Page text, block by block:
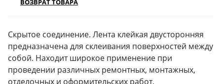
ВОЗВРАТ ТОВАРА
Скрытое соединение. Лента клейкая двусторонняя
предназначена для склеивания поверхностей между
собой. Находит широкое применение при
проведении различных ремонтных, монтажных,
отделочных и оформительских работ.